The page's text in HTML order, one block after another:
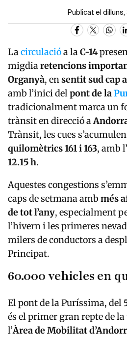
Publicat el
Lacirculacióa laC-14
migdiaretencions
Organyà, ensentit sud cap
amb l’inici delpont de la
tradicionalment marca un
trànsit en direcció a
Trànsit, les cues
quilomètrics 161 i 163, amb
12.15 h.
Aquestes congestions
caps de setmana amb més
de tot l’any, especialment
l’hivern i les primeres
milers de conductors a
Principat.
60.000 vehicles en
El pont de la Puríssima, del
és el primer gran repte de
l’Àrea de Mobilitat